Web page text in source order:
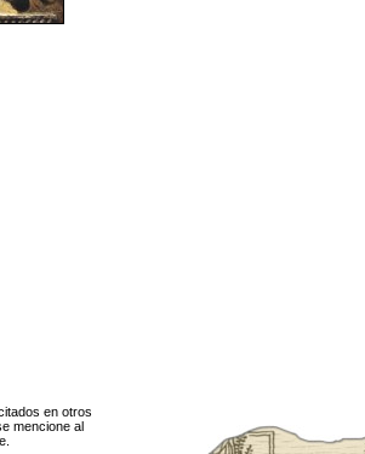
en otros
mencione al